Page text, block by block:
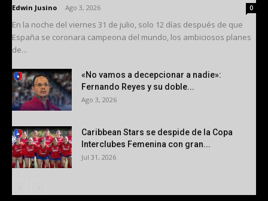
Edwin Jusino Ago 3, 2026 0
En la noche del viernes 31 de julio, solo 12 días después de que
España se coronara campeona del mundo, los ambiciosos planes
de...
«No vamos a decepcionar a nadie»:
Fernando Reyes y su doble...
Ago 3, 2026
Caribbean Stars se despide de la Copa
Interclubes Femenina con gran...
Jul 31, 2026